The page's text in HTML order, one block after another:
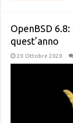
OpenBSD
quest’anno
20 Ottobre 2020